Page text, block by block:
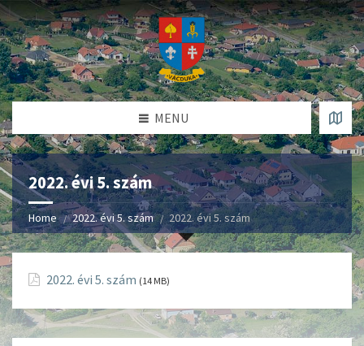
MENU
2022. évi 5. szám
Home 2022. évi 5. szám 2022. évi 5. szám
2022. évi 5. szám (14 MB)